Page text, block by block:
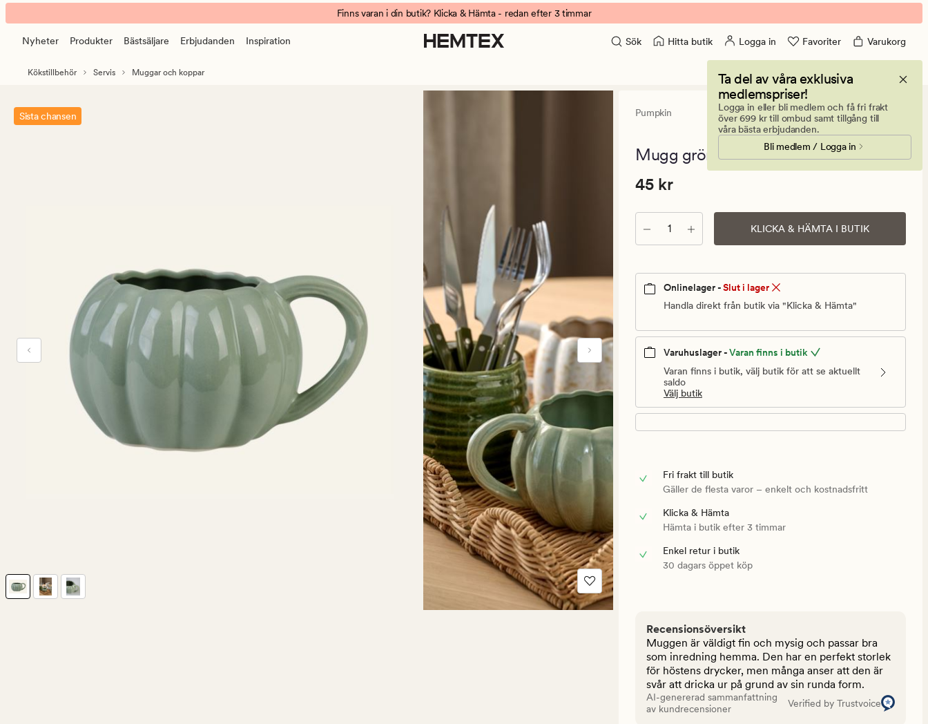
Pumpkin
mugg
banner.
Klicka
ESCAPE
att
pausa.
Finns varan i din butik? Klicka & Hämta - redan efter 3 timmar
Nyheter Produkter Bästsäljare Erbjudanden Inspiration Sök Hitta butik Logga in Favoriter Varukorg
Ta del av våra exklusiva
medlemspriser!
Logga in eller bli medlem och få fri frakt
över 699 kr till ombud samt tillgång till
våra bästa erbjudanden.
Bli medlem / Logga in
Kökstillbehör Servis Muggar och koppar
Sista chansen Pumpkin
0
med
betyg
0
Mugg grön - 500 ml
Pris
kr.
Ordinarie
pris
kr
Pris 45 kr
45 kr
Antal KLICKA & HÄMTA I BUTIK
Onlinelager -Slut i lager
Handla direkt från butik via "Klicka & Hämta"
Varuhuslager -Varan finns i butik
Varan finns i butik, välj butik för att se aktuellt
saldo
Välj butik
Fri frakt till butik
Gäller de flesta varor – enkelt och kostnadsfritt
Klicka & Hämta
Hämta i butik efter 3 timmar
Enkel retur i butik
30 dagars öppet köp
Recensionsöversikt
Muggen är väldigt fin och mysig och passar bra
som inredning hemma. Den har en perfekt storlek
för höstens drycker, men många anser att den är
svår att dricka ur på grund av sin runda form.
AI-genererad sammanfattning
av kundrecensioner
Verified by Trustvoice